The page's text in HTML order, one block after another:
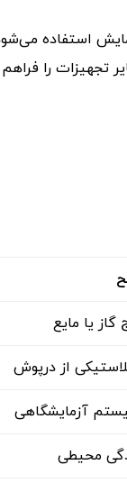
استفاده
تجهیزات را
یا مایع
از درپوش
آزمایشگاهی
محیطی